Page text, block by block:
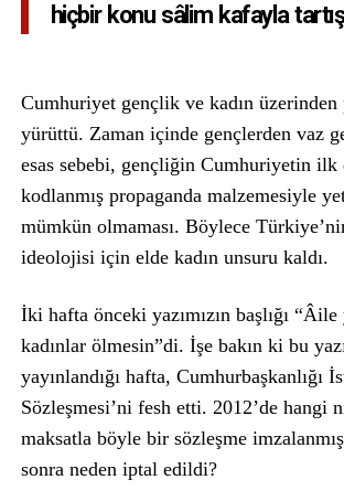
hiçbir konu sâlim kafayla
Cumhuriyet gençlik ve kadın üzerinden
yürüttü. Zaman içinde gençlerden vaz
esas sebebi, gençliğin Cumhuriyetin ilk
kodlanmış propaganda malzemesiyle
mümkün olmaması. Böylece
ideolojisi için elde kadın unsuru kaldı.
İki hafta önceki yazımızın başlığı “Âile
kadınlar ölmesin”di. İşe bakın ki bu
yayınlandığı hafta, Cumhurbaşkanlığı
Sözleşmesi’ni fesh etti. 2012’de hangi
maksatla böyle bir sözleşme
sonra neden iptal edildi?